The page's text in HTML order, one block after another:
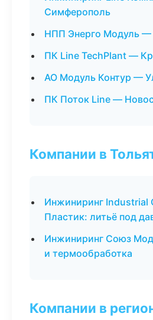
Симферополь
НПП Энерго Модуль —
ПК Line TechPlant —
АО Модуль Контур —
ПК Поток Line —
Компании в
Инжиниринг
Пластик: литьё под
Инжиниринг Союз
и термообработка
Компании в